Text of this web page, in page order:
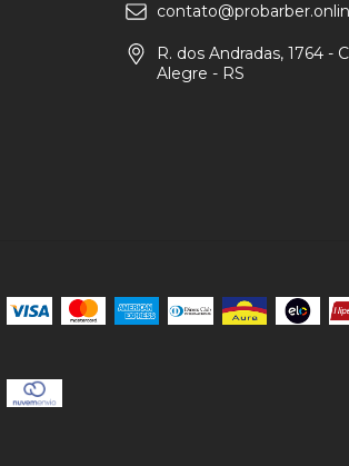
R. dos Andradas, 1764
Alegre - RS